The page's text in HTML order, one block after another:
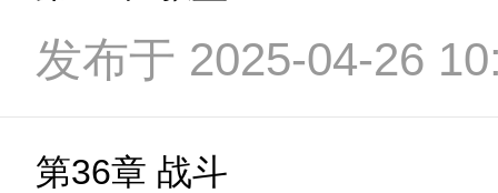
发布于 2025-04-26
第36章 战斗